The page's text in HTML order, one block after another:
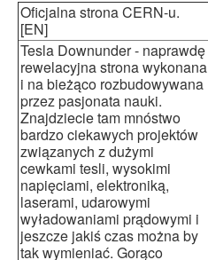
Oficjalna strona CERN-u.
[EN]
Tesla Downunder - naprawdę
rewelacyjna strona wykonana
i na bieżąco rozbudowywana
przez pasjonata nauki.
Znajdziecie tam mnóstwo
bardzo ciekawych projektów
związanych z dużymi
cewkami tesli, wysokimi
napięciami, elektroniką,
laserami, udarowymi
wyładowaniami prądowymi i
jeszcze jakiś czas można by
tak wymieniać. Gorąco